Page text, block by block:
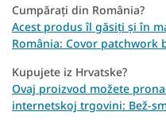
Cumpărați din România?
Acest produs îl găsiți și în
România: Covor patchwork
Kupujete iz Hrvatske?
Ovaj proizvod možete
internetskoj trgovini: Bež-